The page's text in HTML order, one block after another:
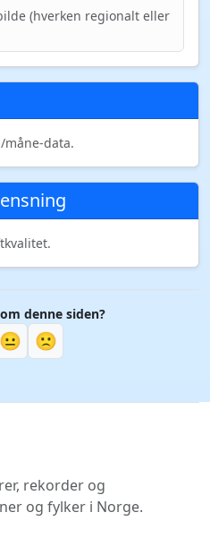
(hverken regionalt eller
data.
denne siden?
😐 🙁
rekorder og
og fylker i Norge.